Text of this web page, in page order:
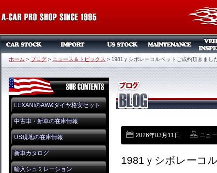
ホーム > ブログ > ニュース＆トピックス > 1981ｙシボレーコルベットご成約頂きまし
LEXANIのAW&タイヤ格安セット
中古車・新車の在庫情報
US現地の在庫情報
新車カタログ
輸入シュミレーション
2026年03月11日 ニュ
1981ｙシボレーコ